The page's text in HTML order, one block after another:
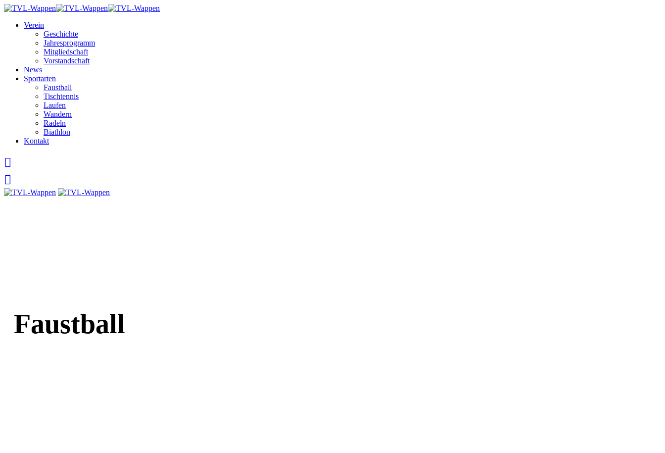
Skip
contentVerein
Geschichte
Jahresprogramm
Mitgliedschaft
Vorstandschaft
News
Sportarten
Faustball
Tischtennis
Laufen
Wandern
Radeln
Biathlon
Kontakt
Faustball